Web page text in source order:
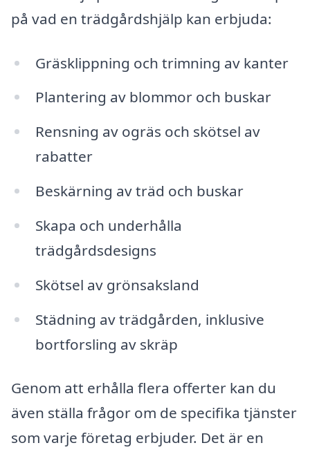
på vad en trädgårdshjälp kan erbjuda:
Gräsklippning och trimning av kanter
Plantering av blommor och buskar
Rensning av ogräs och skötsel av
rabatter
Beskärning av träd och buskar
Skapa och underhålla
trädgårdsdesigns
Skötsel av grönsaksland
Städning av trädgården, inklusive
bortforsling av skräp
Genom att erhålla flera offerter kan du
även ställa frågor om de specifika tjänster
som varje företag erbjuder. Det är en